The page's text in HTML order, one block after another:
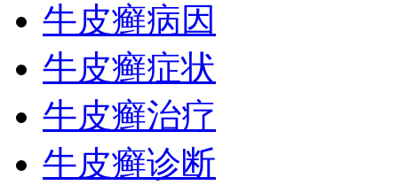
牛皮癣病因
牛皮癣症状
牛皮癣治疗
牛皮癣诊断